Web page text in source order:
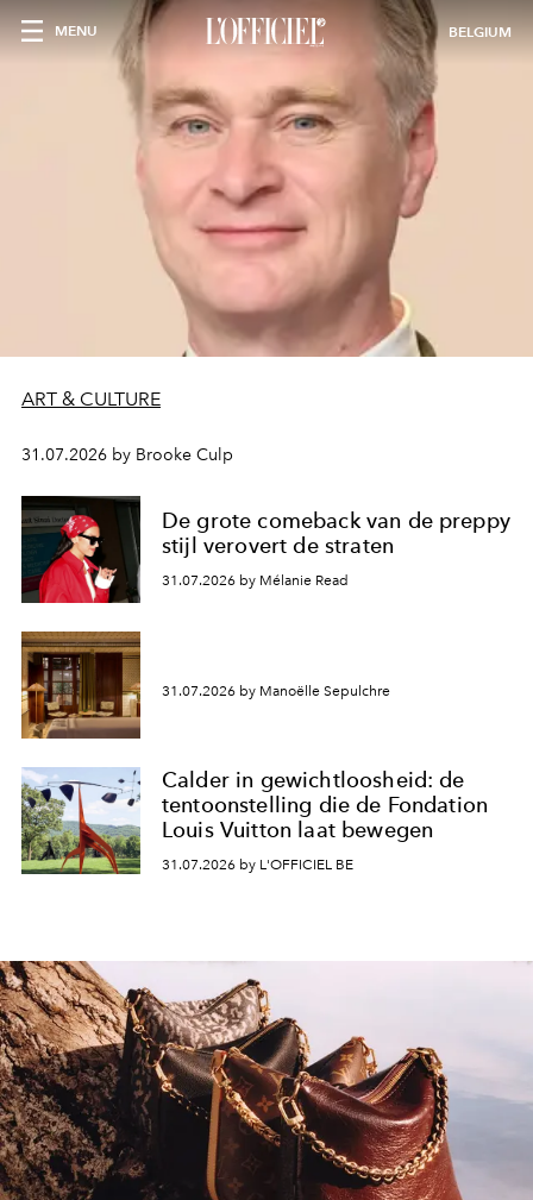
MENU BELGIUM
ART & CULTURE
31.07.2026 by Brooke Culp
De grote comeback van de preppy
stijl verovert de straten
31.07.2026 by Mélanie Read
31.07.2026 by Manoëlle Sepulchre
Calder in gewichtloosheid: de
tentoonstelling die de Fondation
Louis Vuitton laat bewegen
31.07.2026 by L'OFFICIEL BE